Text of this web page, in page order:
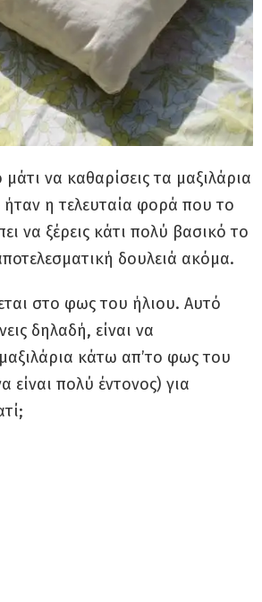
μάτι να καθαρίσεις τα μαξιλάρια
η τελευταία φορά που το
να ξέρεις κάτι πολύ βασικό το
δουλειά ακόμα.
στο φως του ήλιου. Αυτό
δηλαδή, είναι να
κάτω απ’το φως του
είναι πολύ έντονος) για